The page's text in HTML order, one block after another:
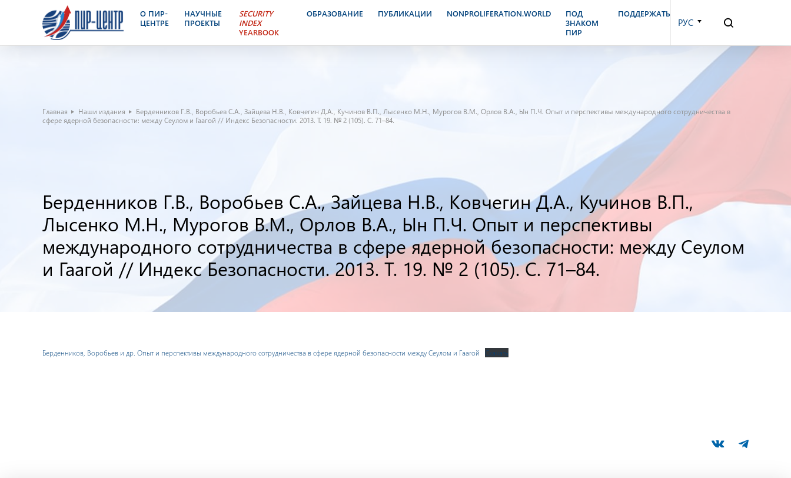
О ПИР-
ЦЕНТРЕ
НАУЧНЫЕ
ПРОЕКТЫ
SECURITY
INDEX
YEARBOOK
ОБРАЗОВАНИЕ ПУБЛИКАЦИИ NONPROLIFERATION.WORLD
ПОД
ЗНАКОМ
ПИР
ПОДДЕРЖАТЬ
РУС
Главная Наши издания
Берденников Г.В., Воробьев С.А., Зайцева Н.В., Ковчегин Д.А., Кучинов В.П., Лысенко М.Н., Мурогов В.М., Орлов В.А., Ын П.Ч. Опыт и перспективы международного сотрудничества в
сфере ядерной безопасности: между Сеулом и Гаагой // Индекс Безопасности. 2013. Т. 19. № 2 (105). С. 71–84.
Берденников Г.В., Воробьев С.А., Зайцева Н.В., Ковчегин Д.А., Кучинов В.П.,
Лысенко М.Н., Мурогов В.М., Орлов В.А., Ын П.Ч. Опыт и перспективы
международного сотрудничества в сфере ядерной безопасности: между Сеулом
и Гаагой // Индекс Безопасности. 2013. Т. 19. № 2 (105). С. 71–84.
Берденников, Воробьев и др. Опыт и перспективы международного сотрудничества в сфере ядерной безопасности между Сеулом и Гаагой Скачать